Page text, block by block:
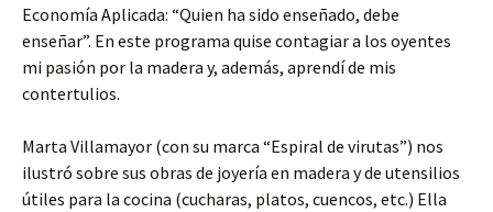
Economía Aplicada: “Quien ha sido enseñado, debe
enseñar”. En este programa quise contagiar a los oyentes
mi pasión por la madera y, además, aprendí de mis
contertulios.
Marta Villamayor (con su marca “Espiral de virutas”) nos
ilustró sobre sus obras de joyería en madera y de utensilios
útiles para la cocina (cucharas, platos, cuencos, etc.) Ella